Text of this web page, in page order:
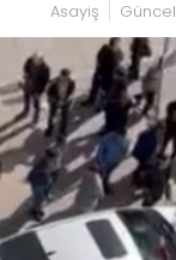
Asayiş Güncel